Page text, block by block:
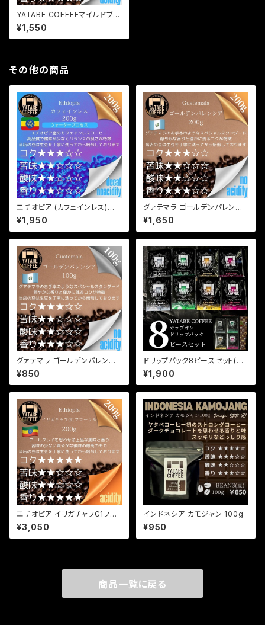
YATABE COFFEEマイルドブレ
ンド 200g
¥1,550
その他の商品
エチオピア (カフェインレス) 2
00g
¥1,950
グァテマラ ゴールデンパレンシ
ア SHB 200g
¥1,650
グァテマラ ゴールデンパレンシ
ア SHB 100g
¥850
ドリップパック8ピースセット(箱
入りラッピング済)
¥1,900
エチオピア イリガチャフG1フロ
ーラル（ナチュラル） 200g
¥3,050
インドネシア カモジャン 100g
¥950
商品一覧に戻る